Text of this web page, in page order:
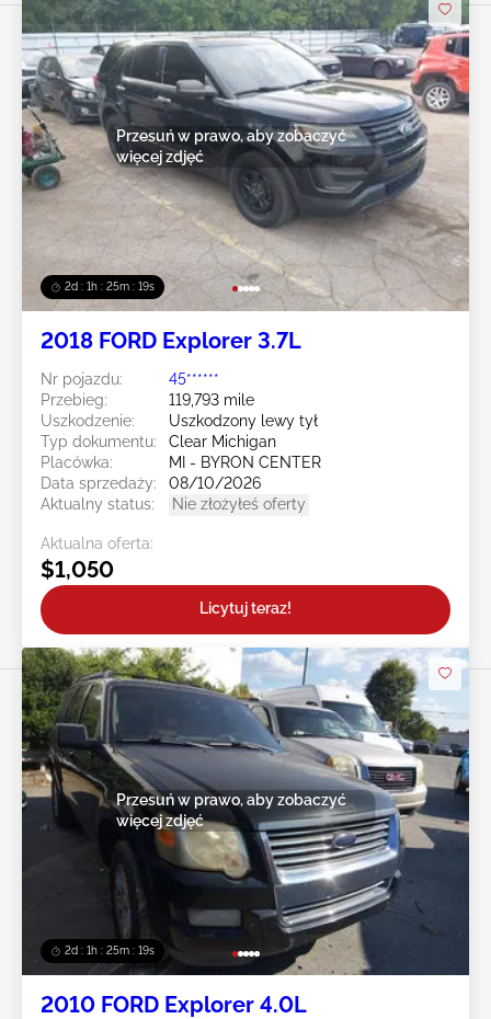
2d : 1h : 25m : 16s
Przesuń w prawo, aby zobaczyć
więcej zdjęć
2018 FORD Explorer 3.7L
Nr pojazdu:
45******
Przebieg:
119,793 mile
Uszkodzenie:
Uszkodzony lewy tył
Typ dokumentu:
Clear Michigan
Placówka:
MI - BYRON CENTER
Data sprzedaży:
08/10/2026
Aktualny status:
Nie złożyłeś oferty
Aktualna oferta:
$1,050
Licytuj teraz!
2d : 1h : 25m : 16s
Przesuń w prawo, aby zobaczyć
więcej zdjęć
2010 FORD Explorer 4.0L